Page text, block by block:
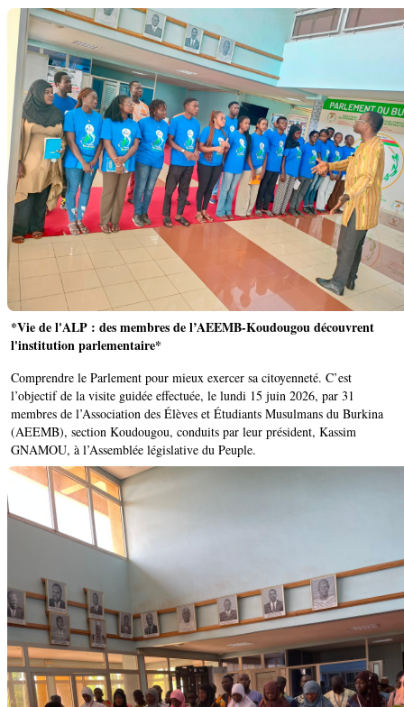
*Vie de l'ALP : des membres de l’AEEMB-Koudougou découvrent
l'institution parlementaire*
Comprendre le Parlement pour mieux exercer sa citoyenneté. C’est
l’objectif de la visite guidée effectuée, le lundi 15 juin 2026, par 31
membres de l’Association des Élèves et Étudiants Musulmans du Burkina
(AEEMB), section Koudougou, conduits par leur président, Kassim
GNAMOU, à l’Assemblée législative du Peuple.